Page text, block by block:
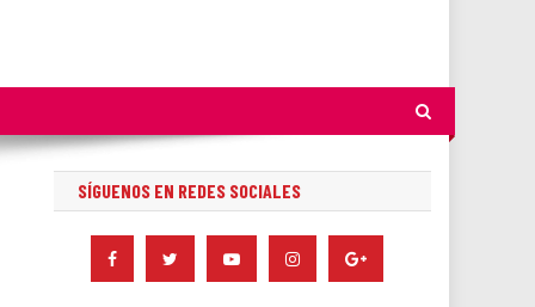
SÍGUENOS EN REDES SOCIALES